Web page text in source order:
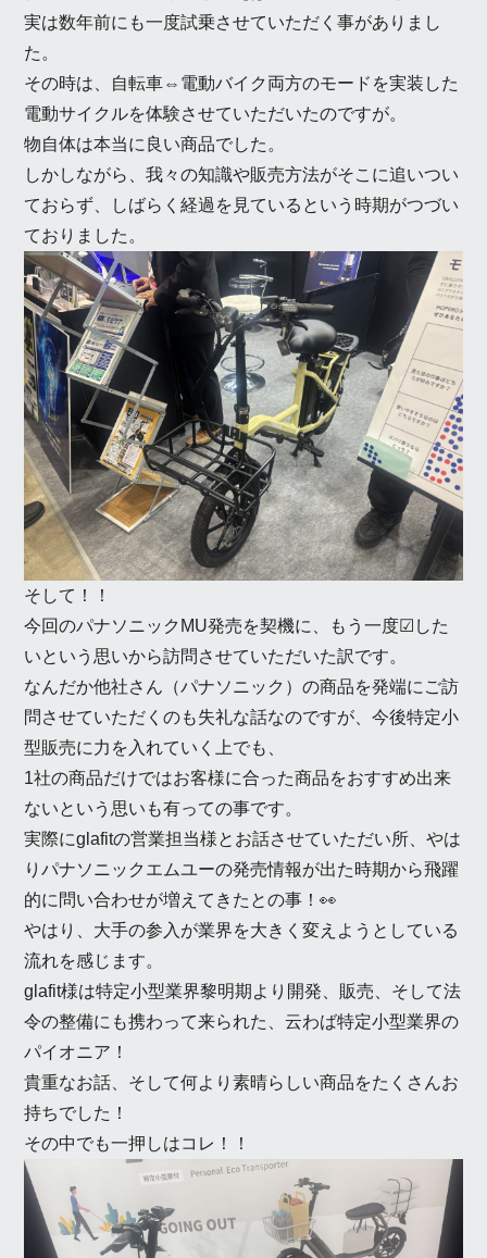
実は数年前にも一度試乗させていただく事がありまし
た。
その時は、自転車⇔電動バイク両方のモードを実装した
電動サイクルを体験させていただいたのですが。
物自体は本当に良い商品でした。
しかしながら、我々の知識や販売方法がそこに追いつい
ておらず、しばらく経過を見ているという時期がつづい
ておりました。
そして！！
今回のパナソニックMU発売を契機に、もう一度☑した
いという思いから訪問させていただいた訳です。
なんだか他社さん（パナソニック）の商品を発端にご訪
問させていただくのも失礼な話なのですが、今後特定小
型販売に力を入れていく上でも、
1社の商品だけではお客様に合った商品をおすすめ出来
ないという思いも有っての事です。
実際にglafitの営業担当様とお話させていただい所、やは
りパナソニックエムユーの発売情報が出た時期から飛躍
的に問い合わせが増えてきたとの事！👀
やはり、大手の参入が業界を大きく変えようとしている
流れを感じます。
glafit様は特定小型業界黎明期より開発、販売、そして法
令の整備にも携わって来られた、云わば特定小型業界の
パイオニア！
貴重なお話、そして何より素晴らしい商品をたくさんお
持ちでした！
その中でも一押しはコレ！！